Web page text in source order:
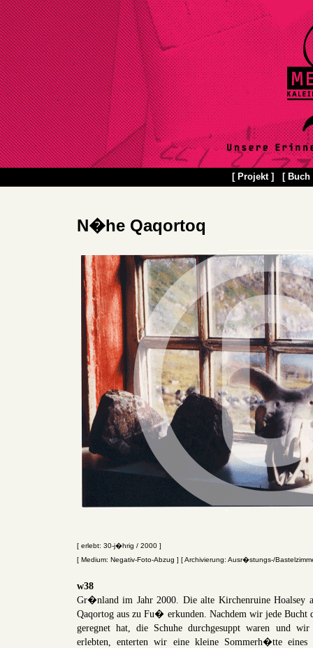
[ Projekt ] [ Buch
N�he Qaqortoq
[ erlebt: 30-j�hrig / 2000 ]
[ Medium: Negativ-Foto-Abzug ] [ Archivierung: Ausr�stungs-/
w38
Gr�nland im Jahr 2000. Die alte Kirchenruine Hoalsey
Qaqortog aus zu Fu� erkunden. Nachdem wir jede Bucht
geregnet hat, die Schuhe durchgesuppt waren und wir
erlebten, enterten wir eine kleine Sommerh�tte